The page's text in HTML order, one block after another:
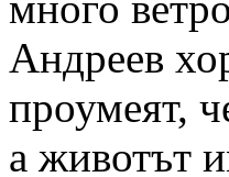
Андреев
проумеят,
а животът